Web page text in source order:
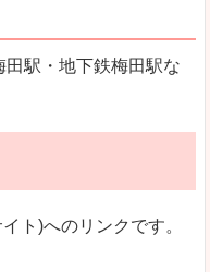
駅・地下鉄梅田駅な
ト)へのリンクです。